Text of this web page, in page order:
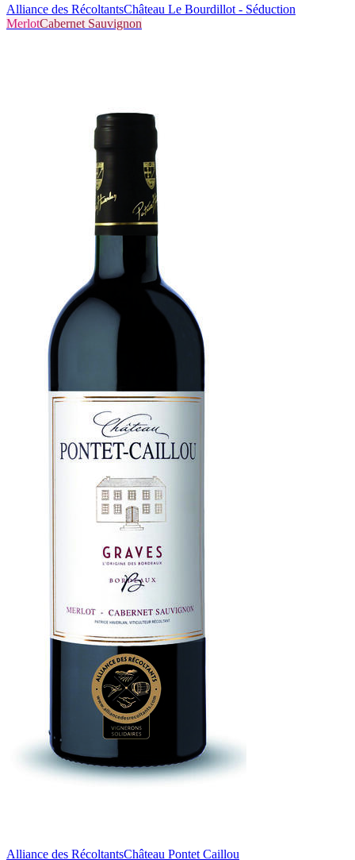
Alliance des RécoltantsChâteau Le Bourdillot - Séduction
MerlotCabernet Sauvignon
Alliance des RécoltantsChâteau Pontet Caillou